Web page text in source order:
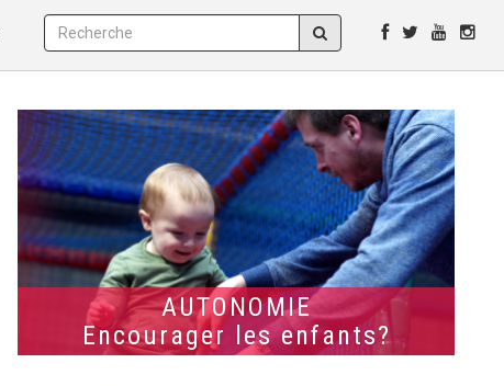
AUTONOMIE
Encourager les enfants?